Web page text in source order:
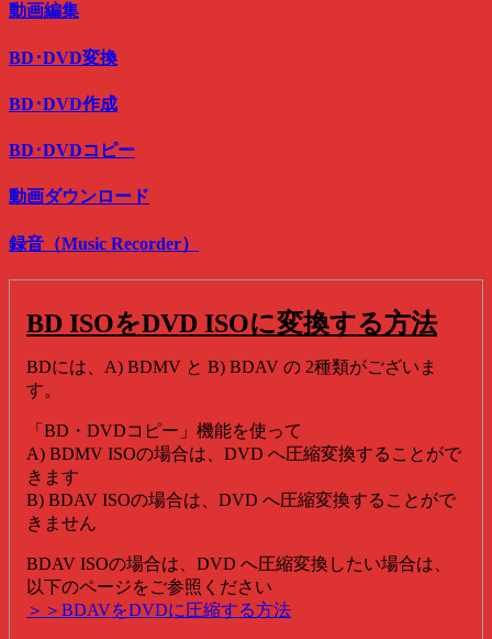
動画編集
BD･DVD変換
BD･DVD作成
BD･DVDコピー
動画ダウンロード
録音（Music Recorder）
BD ISOをDVD ISOに変換する方法
BDには、A) BDMV と B) BDAV の 2種類がございま
す。
「BD・DVDコピー」機能を使って
A) BDMV ISOの場合は、DVD へ圧縮変換することがで
きます
B) BDAV ISOの場合は、DVD へ圧縮変換することがで
きません
BDAV ISOの場合は、DVD へ圧縮変換したい場合は、
以下のページをご参照ください
＞＞BDAVをDVDに圧縮する方法